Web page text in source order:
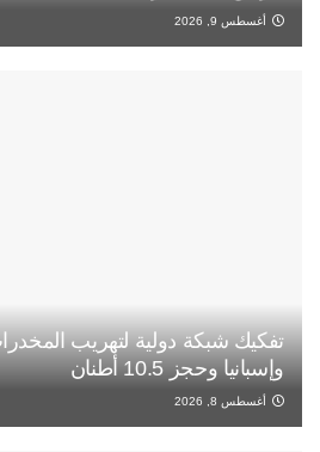
أغسطس 9, 2026
تفكيك شبكة دولية لتهريب
وإسبانيا وحجز 10.5 أطنان
أغسطس 8, 2026